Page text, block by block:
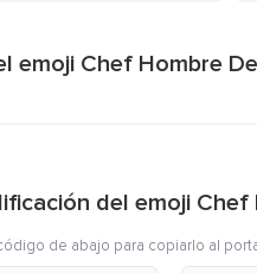
emoji Chef Hombre
del emoji
de abajo para copiarlo al